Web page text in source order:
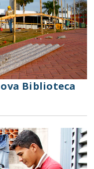
Biblioteca